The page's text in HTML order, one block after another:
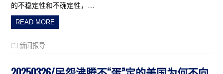
的不稳定性和不确定性，…
READ MORE
新闻报导